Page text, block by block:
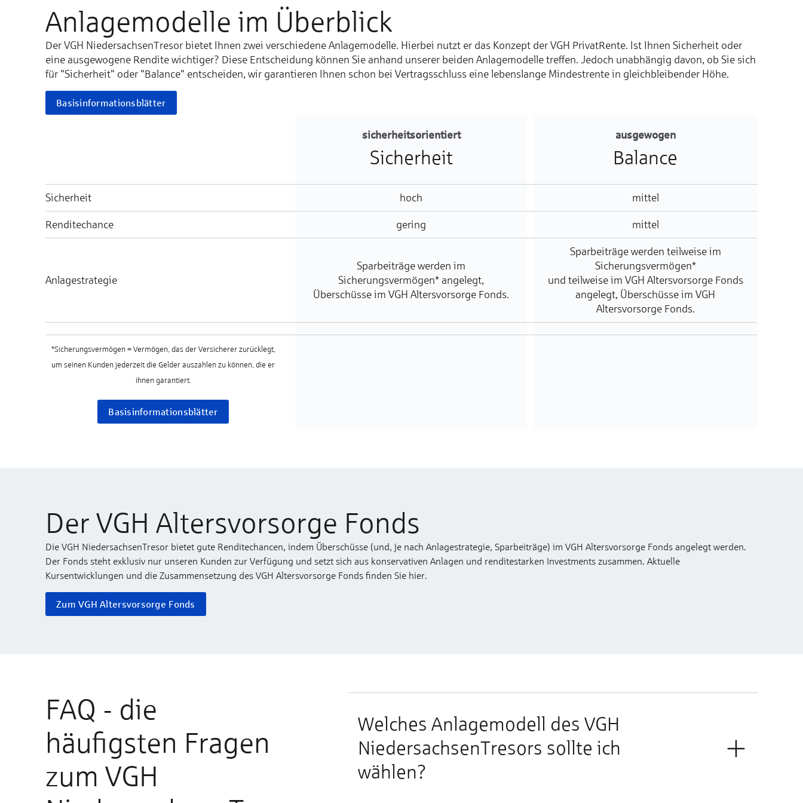
Anlagemodelle im Überblick
Der VGH NiedersachsenTresor bietet Ihnen zwei verschiedene Anlagemodelle. Hierbei nutzt er das Konzept der VGH PrivatRente. Ist Ihnen Sicherheit oder
eine ausgewogene Rendite wichtiger? Diese Entscheidung können Sie anhand unserer beiden Anlagemodelle treffen. Jedoch unabhängig davon, ob Sie sich
für "Sicherheit" oder "Balance" entscheiden, wir garantieren Ihnen schon bei Vertragsschluss eine lebenslange Mindestrente in gleichbleibender Höhe.
Basisinformationsblätter
sicherheitsorientiert
Sicherheit
ausgewogen
Balance
Sicherheit hoch mittel
Renditechance gering mittel
Anlagestrategie
Sparbeiträge werden im
Sicherungsvermögen* angelegt,
Überschüsse im VGH Altersvorsorge Fonds.
Sparbeiträge werden teilweise im
Sicherungsvermögen*
und teilweise im VGH Altersvorsorge Fonds
angelegt, Überschüsse im VGH
Altersvorsorge Fonds.
*Sicherungsvermögen = Vermögen, das der Versicherer zurücklegt,
um seinen Kunden jederzeit die Gelder auszahlen zu können, die er
ihnen garantiert.
Basisinformationsblätter
Der VGH Altersvorsorge Fonds
Die VGH NiedersachsenTresor bietet gute Renditechancen, indem Überschüsse (und, je nach Anlagestrategie, Sparbeiträge) im VGH Altersvorsorge Fonds angelegt werden.
Der Fonds steht exklusiv nur unseren Kunden zur Verfügung und setzt sich aus konservativen Anlagen und renditestarken Investments zusammen. Aktuelle
Kursentwicklungen und die Zusammensetzung des VGH Altersvorsorge Fonds finden Sie hier.
Zum VGH Altersvorsorge Fonds
FAQ - die
häufigsten Fragen
zum VGH
Welches Anlagemodell des VGH
NiedersachsenTresors sollte ich
wählen?